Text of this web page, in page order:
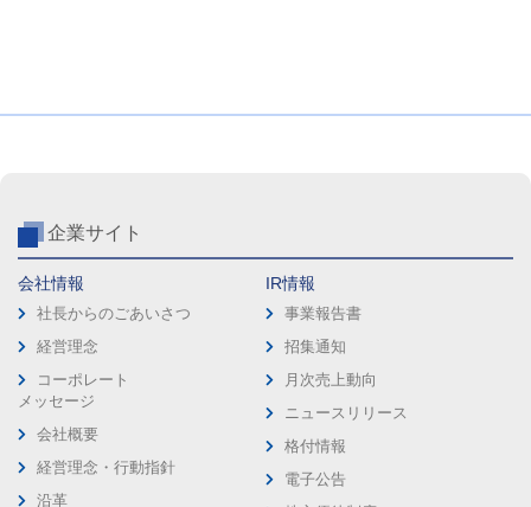
企業サイト
会社情報
社長からのごあいさつ
経営理念
コーポレート
メッセージ
会社概要
経営理念・行動指針
沿革
IR情報
事業報告書
招集通知
月次売上動向
ニュースリリース
格付情報
電子公告